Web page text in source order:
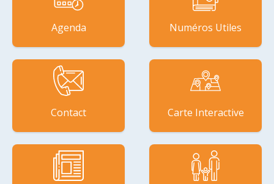
Agenda Numéros Utiles
Contact Carte Interactive